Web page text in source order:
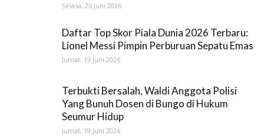
Selasa, 23 Juni 2026
Daftar Top Skor Piala Dunia 2026 Terbaru:
Lionel Messi Pimpin Perburuan Sepatu Emas
Jumat, 19 Juni 2026
Terbukti Bersalah, Waldi Anggota Polisi
Yang Bunuh Dosen di Bungo di Hukum
Seumur Hidup
Jumat, 19 Juni 2026